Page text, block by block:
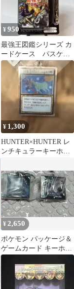
¥950
最強王図鑑シリーズ カ
ードケース パスケー
ス
¥ 1,300
HUNTER×HUNTER レ
ンチキュラーキーホル
¥ 2,650
ポケモン パッケージ＆
ゲームカード キーホル
ダーダイヤモンド パー